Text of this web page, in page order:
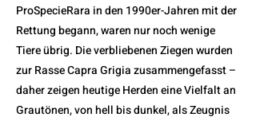
ProSpecieRara in den 1990er-Jahren mit der
Rettung begann, waren nur noch wenige
Tiere übrig. Die verbliebenen Ziegen wurden
zur Rasse Capra Grigia zusammengefasst –
daher zeigen heutige Herden eine Vielfalt an
Grautönen, von hell bis dunkel, als Zeugnis